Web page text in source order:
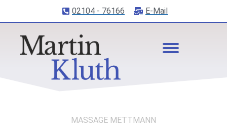
02104 - 76166 E-Mail
MASSAGE METTMANN